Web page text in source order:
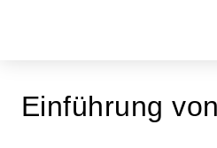
Einführung